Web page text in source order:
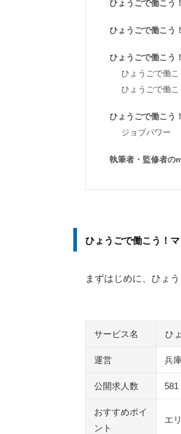
ひょうごで働こう
ひょうごで働こう
ひょうごで働こう
ひょうごで働
ひょうごで働
ひょうごで働こう
ジョブパワー
執筆者・監修者の
ひょうごで働こう！
まずはじめに、ひょ
サービス名 ひ
運営 兵
公開求人数 581
おすすめポイ
ント
エ